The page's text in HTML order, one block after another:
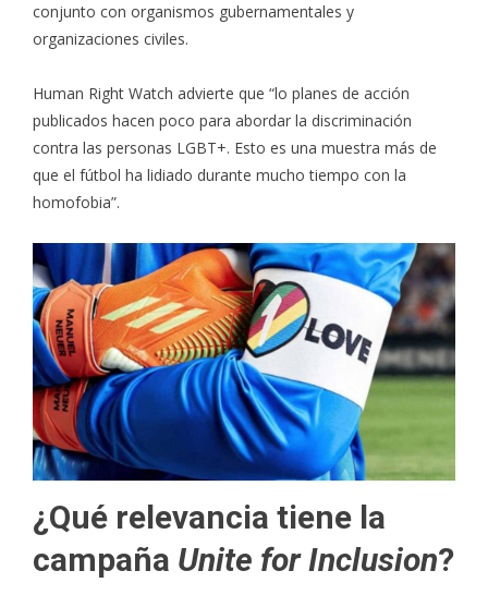
conjunto con organismos gubernamentales y
organizaciones civiles.
Human Right Watch advierte que “lo planes de acción
publicados hacen poco para abordar la discriminación
contra las personas LGBT+. Esto es una muestra más de
que el fútbol ha lidiado durante mucho tiempo con la
homofobia”.
¿Qué relevancia tiene la
campaña Unite for Inclusion?